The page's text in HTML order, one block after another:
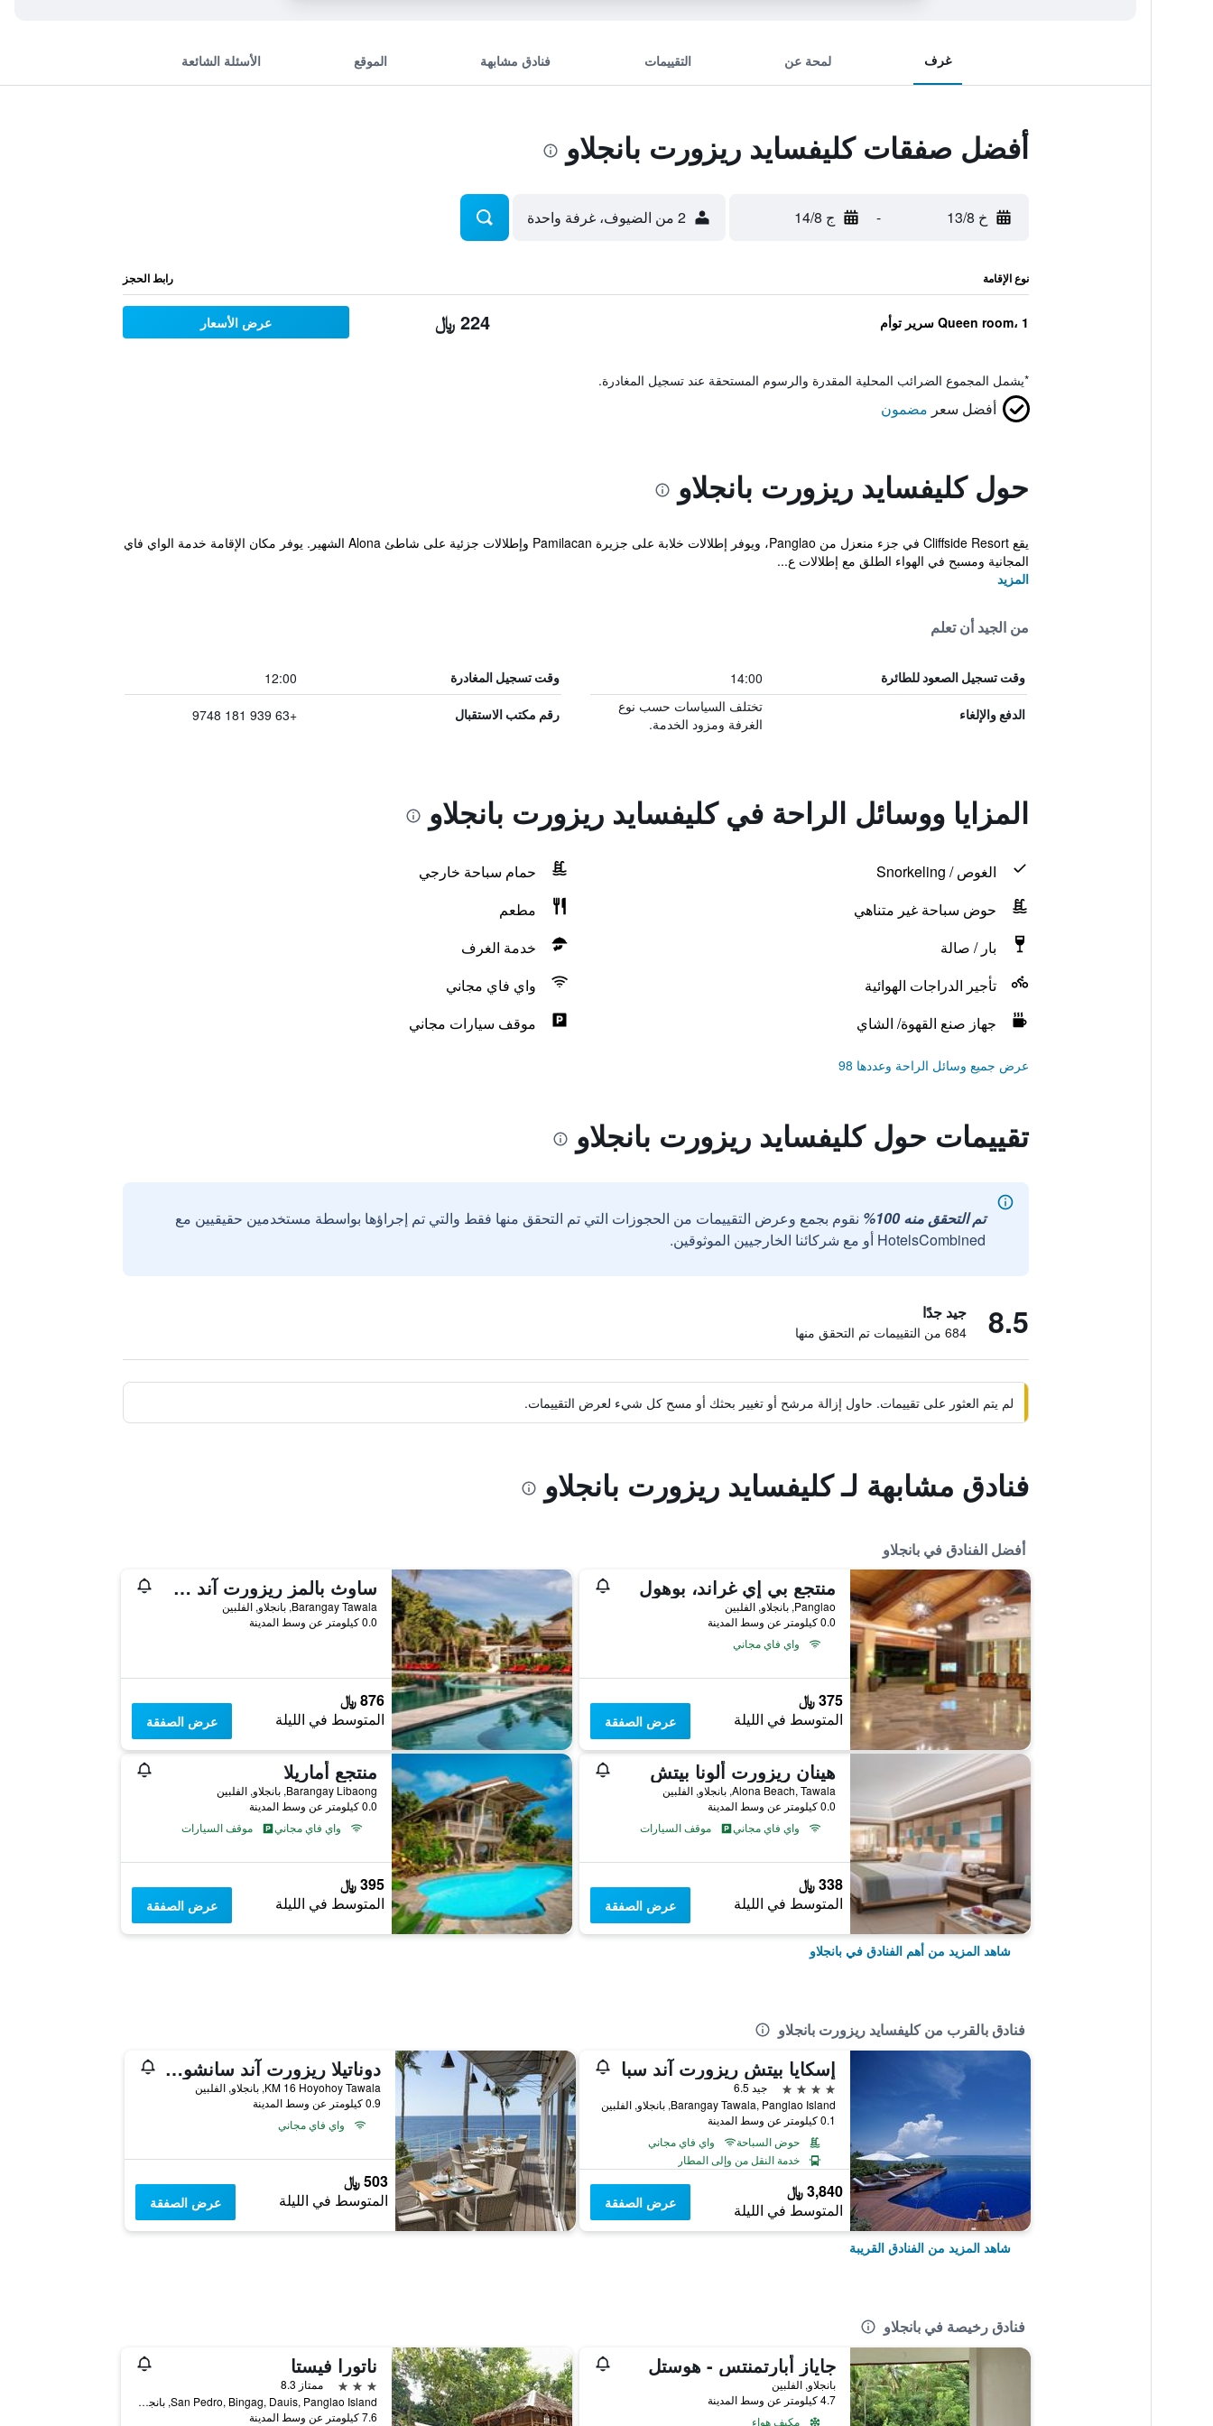
غرف لمحة عن التقييمات فنادق مشابهة الموقع الأسئلة الشائعة
أفضل صفقات كليفسايد ريزورت بانجلاو
خ 13/8 - ج 14/8 2 من الضيوف، غرفة واحدة
نوع الإقامة رابط الحجز
Queen room، 1 سرير توأم 224 ﷼ عرض الأسعار
*يشمل المجموع الضرائب المحلية المقدرة والرسوم المستحقة عند تسجيل المغادرة.
أفضل سعر مضمون
حول كليفسايد ريزورت بانجلاو
يقع Cliffside Resort في جزء منعزل من Panglao، ويوفر إطلالات خلابة على جزيرة Pamilacan وإطلالات جزئية على شاطئ Alona الشهير. يوفر مكان الإقامة خدمة الواي فاي
المجانية ومسبح في الهواء الطلق مع إطلالات ع...
المزيد
من الجيد أن تعلم
وقت تسجيل الصعود للطائرة 14:00 وقت تسجيل المغادرة 12:00
الدفع والإلغاء
تختلف السياسات حسب نوع
الغرفة ومزود الخدمة.
رقم مكتب الاستقبال +63 939 181 9748
المزايا ووسائل الراحة في كليفسايد ريزورت بانجلاو
الغوص / Snorkeling
حمام سباحة خارجي
حوض سباحة غير متناهي
مطعم
بار / صالة
خدمة الغرف
تأجير الدراجات الهوائية
واي فاي مجاني
جهاز صنع القهوة/ الشاي
موقف سيارات مجاني
عرض جميع وسائل الراحة وعددها 98
تقييمات حول كليفسايد ريزورت بانجلاو
تم التحقق منه 100%
نقوم بجمع وعرض التقييمات من الحجوزات التي تم التحقق منها فقط والتي تم إجراؤها بواسطة مستخدمين حقيقيين مع
HotelsCombined أو مع شركائنا الخارجيين الموثوقين.
8.5 جيد جدًا
684 من التقييمات تم التحقق منها
لم يتم العثور على تقييمات. حاول إزالة مرشح أو تغيير بحثك أو مسح كل شيء لعرض التقييمات.
فنادق مشابهة لـ كليفسايد ريزورت بانجلاو
أفضل الفنادق في بانجلاو
منتجع بي إي غراند، بوهول
Panglao, بانجلاو, الفلبين
0.0 كيلومتر عن وسط المدينة
واي فاي مجاني
375 ﷼
المتوسط في الليلة عرض الصفقة
ساوث بالمز ريزورت آند سبا بانغلاو - إم جاليري كوليكشن
Barangay Tawala, بانجلاو, الفلبين
0.0 كيلومتر عن وسط المدينة
876 ﷼
المتوسط في الليلة عرض الصفقة
هينان ريزورت ألونا بيتش
Alona Beach, Tawala, بانجلاو, الفلبين
0.0 كيلومتر عن وسط المدينة
واي فاي مجاني
موقف السيارات
338 ﷼
المتوسط في الليلة عرض الصفقة
منتجع أماريلا
Barangay Libaong, بانجلاو, الفلبين
0.0 كيلومتر عن وسط المدينة
واي فاي مجاني
موقف السيارات
395 ﷼
المتوسط في الليلة عرض الصفقة
شاهد المزيد من أهم الفنادق في بانجلاو
فنادق بالقرب من كليفسايد ريزورت بانجلاو
إسكايا بيتش ريزورت آند سبا
4 نجوم
جيد 6.5
Barangay Tawala, Panglao Island, بانجلاو, الفلبين
0.1 كيلومتر عن وسط المدينة
حوض السباحة
واي فاي مجاني
خدمة النقل من وإلى المطار
3,840 ﷼
المتوسط في الليلة عرض الصفقة
دوناتيلا ريزورت آند سانشواري
KM 16 Hoyohoy Tawala, بانجلاو, الفلبين
0.9 كيلومتر عن وسط المدينة
واي فاي مجاني
503 ﷼
المتوسط في الليلة عرض الصفقة
شاهد المزيد من الفنادق القريبة
فنادق رخيصة في بانجلاو
جاياز أبارتمنتس - هوستل
بانجلاو, الفلبين
4.7 كيلومتر عن وسط المدينة
مكيف هواء
ناتورا فيستا
3 نجوم
ممتاز 8.3
San Pedro, Bingag, Dauis, Panglao Island, بانجلاو, الفلبين
7.6 كيلومتر عن وسط المدينة